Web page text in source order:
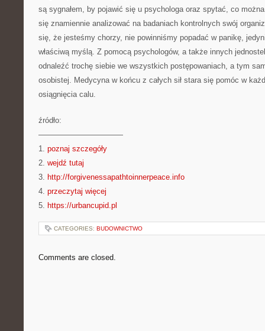
są sygnałem, by pojawić się u psychologa oraz spytać, co
się znamiennie analizować na badaniach kontrolnych swój
się, że jesteśmy chorzy, nie powinniśmy popadać w panikę,
właściwą myślą. Z pomocą psychologów, a także innych
odnaleźć trochę siebie we wszystkich postępowaniach, a tym
osobistej. Medycyna w końcu z całych sił stara się pomóc w
osiągnięcia calu.
źródło:
———————————
1. poznaj szczegóły
2. wejdź tutaj
3. http://forgivenessapathtoinnerpeace.info
4. przeczytaj więcej
5. https://urbancupid.pl
CATEGORIES: BUDOWNICTWO
Comments are closed.